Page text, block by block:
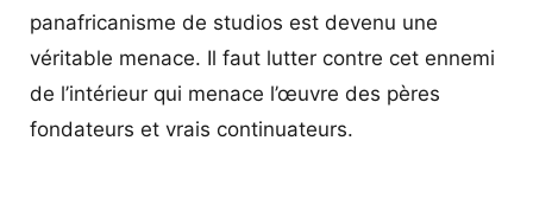
panafricanisme de studios est devenu une
véritable menace. Il faut lutter contre cet ennemi
de l’intérieur qui menace l’œuvre des pères
fondateurs et vrais continuateurs.